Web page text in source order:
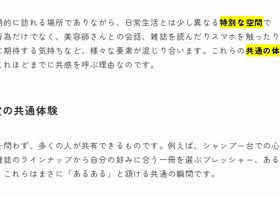
に訪れる場所でありながら、日常生活とは少し異なる特別な空間で
だけでなく、美容師さんとの会話、雑誌を読んだりスマホを触ったり
待する気持ちなど、様々な要素が混じり合います。これらの共通の体
ほどまでに共感を呼ぶ理由なのです。
共通体験
わず、多くの人が共有できるものです。例えば、シャンプー台での心
誌のラインナップから自分の好みに合う一冊を選ぶプレッシャー、ある
れらはまさに「あるある」と頷ける共通の瞬間です。